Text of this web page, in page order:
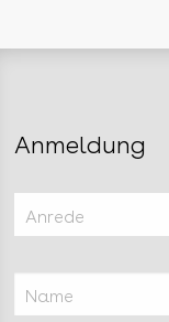
Anmeldung
Anrede
Name